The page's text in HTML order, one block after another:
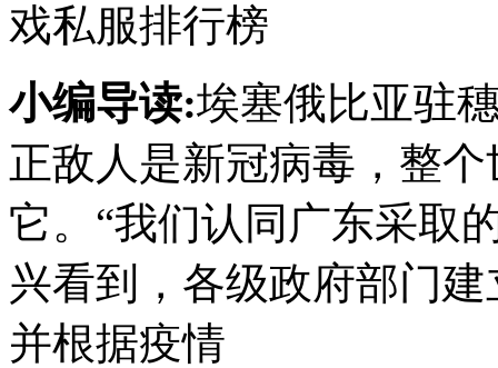
戏私服排行榜
小编导读:埃塞俄比亚驻
正敌人是新冠病毒，整
它。“我们认同广东采取
兴看到，各级政府部门
并根据疫情